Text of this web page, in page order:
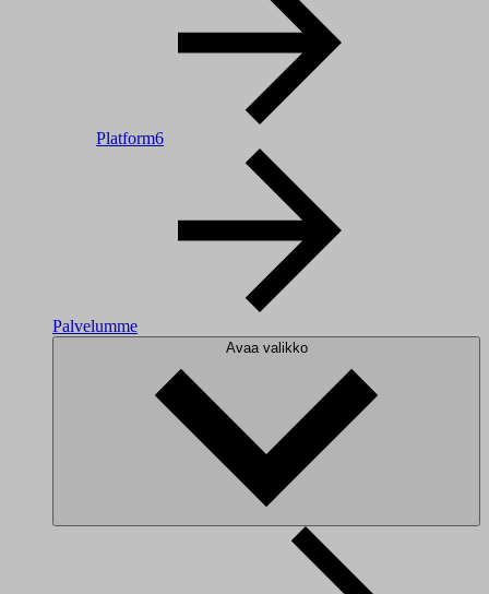
Platform6
Palvelumme
Avaa valikko